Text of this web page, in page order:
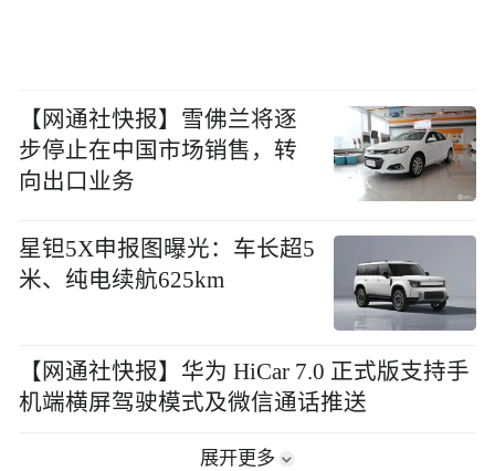
【网通社快报】雪佛兰将逐
步停止在中国市场销售，转
向出口业务
星钽5X申报图曝光：车长超5
米、纯电续航625km
【网通社快报】华为 HiCar 7.0 正式版支持手
机端横屏驾驶模式及微信通话推送
展开更多